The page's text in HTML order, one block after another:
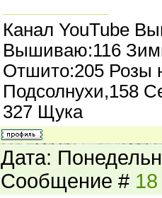
Канал YouTube
Вышиваю:116
Отшито:205 Розы
Подсолнухи,158
327 Щука
Дата:
Сообщение # 18